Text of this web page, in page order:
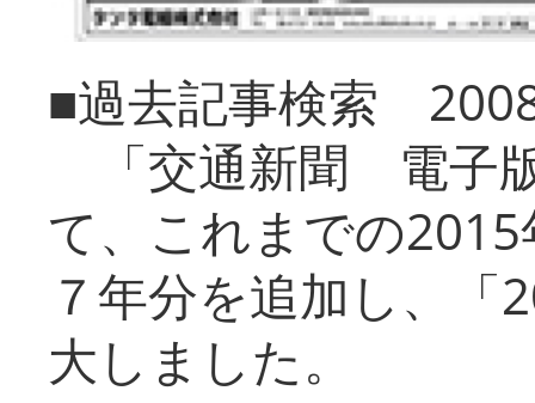
■過去記事検索
「交通新聞 電子
て、これまでの
７年分を追加し、「
大しまし